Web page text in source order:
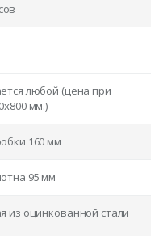
любой (цена при
мм.)
160 мм
95 мм
из оцинкованной стали